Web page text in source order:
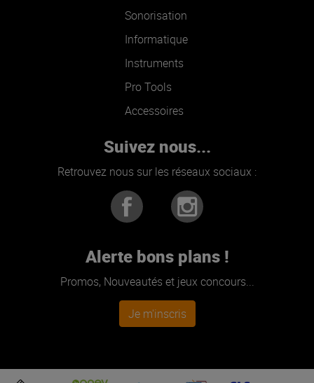
Sonorisation
Informatique
Instruments
Pro Tools
Accessoires
Suivez nous...
Retrouvez nous sur les réseaux sociaux :
Alerte bons plans !
Promos, Nouveautés et jeux concours...
Je m'inscris